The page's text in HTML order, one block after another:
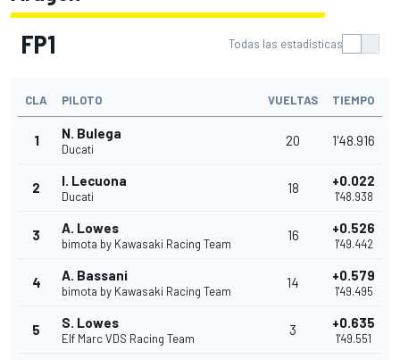
FP1 Todas las estadísticas
CLA PILOTO VUELTAS TIEMPO
1 N. Bulega
Ducati
20 1'48.916
2 I. Lecuona
Ducati
18 +0.022
1'48.938
3 A. Lowes
bimota by Kawasaki Racing Team
16 +0.526
1'49.442
4 A. Bassani
bimota by Kawasaki Racing Team
14 +0.579
1'49.495
5 S. Lowes
Elf Marc VDS Racing Team
3 +0.635
1'49.551